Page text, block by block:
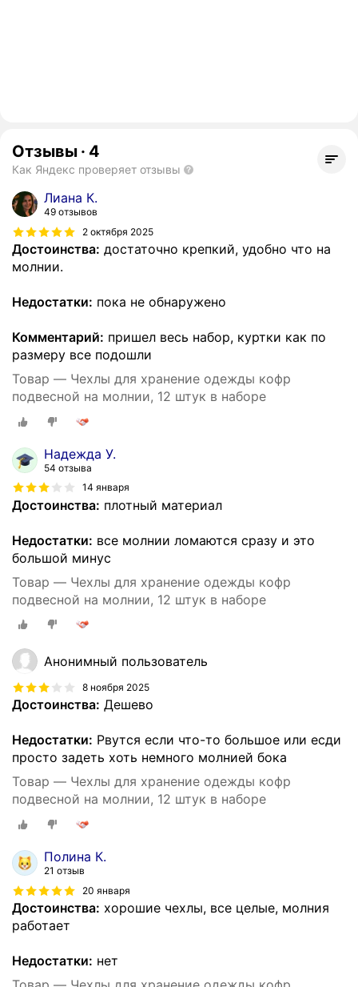
Отзывы · 4
Как Яндекс проверяет отзывы
Лиана К.
49 отзывов
2 октября 2025
Достоинства: достаточно крепкий, удобно что на
молнии.
Недостатки: пока не обнаружено
Комментарий: пришел весь набор, куртки как по
размеру все подошли
Товар — Чехлы для хранение одежды кофр
подвесной на молнии, 12 штук в наборе
Надежда У.
54 отзыва
14 января
Достоинства: плотный материал
Недостатки: все молнии ломаются сразу и это
большой минус
Товар — Чехлы для хранение одежды кофр
подвесной на молнии, 12 штук в наборе
Анонимный пользователь
8 ноября 2025
Достоинства: Дешево
Недостатки: Рвутся если что-то большое или есди
просто задеть хоть немного молнией бока
Товар — Чехлы для хранение одежды кофр
подвесной на молнии, 12 штук в наборе
Полина К.
21 отзыв
20 января
Достоинства: хорошие чехлы, все целые, молния
работает
Недостатки: нет